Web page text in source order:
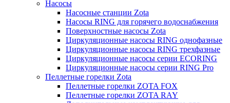
Насосы
Насосные станции Zota
Насосы RING для горячего водоснабжения
Поверхностные насосы Zota
Циркуляционные насосы RING однофазные
Циркуляционные насосы RING трехфазные
Циркуляционные насосы серии ECORING
Циркуляционные насосы серии RING Pro
Пеллетные горелки Zota
Пеллетные горелки ZOTA FOX
Пеллетные горелки ZOTA RAY